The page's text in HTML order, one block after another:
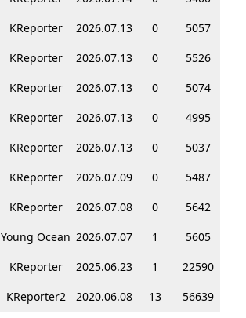
KReporter
2026.07.13 0 5057
KReporter 2026.07.13 0
5526
KReporter
2026.07.13 0
5074
KReporter
2026.07.13 0
4995
KReporter
2026.07.13 0
5037
KReporter
2026.07.09 0
5487
KReporter
2026.07.08 0
5642
Young Ocean 2026.07.07 1
5605
KReporter
2025.06.23 1
22590
KReporter2
2020.06.08 13
56639